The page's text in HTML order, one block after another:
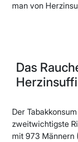
man von
Das
Der
zweitwichtigste
mit 973 Männern